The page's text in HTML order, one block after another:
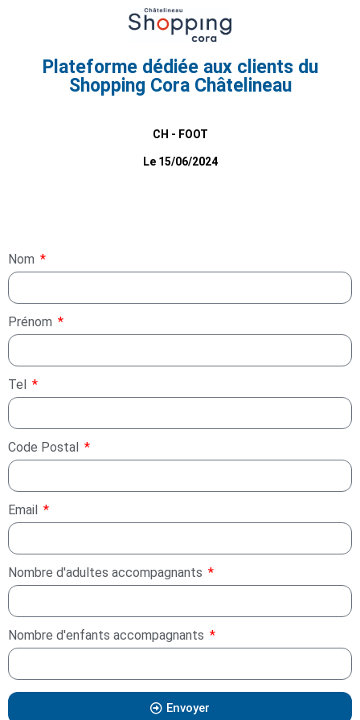
Plateforme dédiée aux clients du
Shopping Cora Châtelineau
CH - FOOT
Le 15/06/2024
Nom
Prénom
Tel
Code Postal
Email
Nombre d'adultes accompagnants
Nombre d'enfants accompagnants
Envoyer